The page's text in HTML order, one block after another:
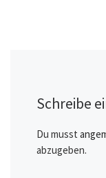
Schreibe
Du musst
abzugeben.